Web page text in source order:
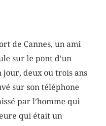
de Cannes, un ami
sur le pont d’un
jour, deux ou trois ans
sur son téléphone
par l’homme qui
qui était un